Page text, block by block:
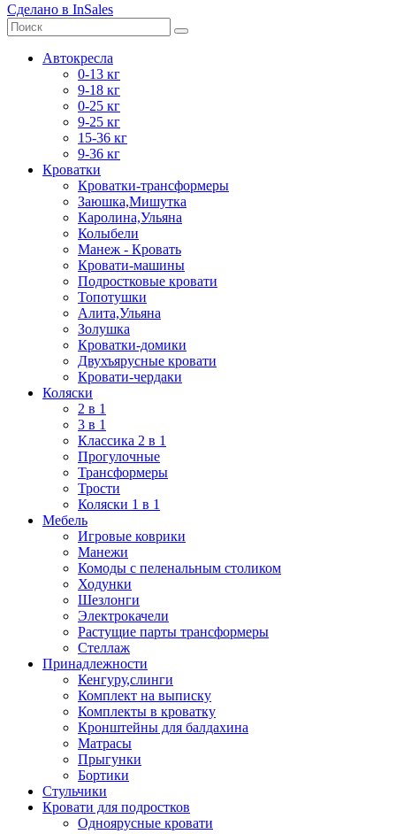
Сделано в InSales
Автокресла
0-13 кг
9-18 кг
0-25 кг
9-25 кг
15-36 кг
9-36 кг
Кроватки
Кроватки-трансформеры
Заюшка,Мишутка
Каролина,Ульяна
Колыбели
Манеж - Кровать
Кровати-машины
Подростковые кровати
Топотушки
Алита,Ульяна
Золушка
Кроватки-домики
Двухъярусные кровати
Кровати-чердаки
Коляски
2 в 1
3 в 1
Классика 2 в 1
Прогулочные
Трансформеры
Трости
Коляски 1 в 1
Мебель
Игровые коврики
Манежи
Комоды с пеленальным столиком
Ходунки
Шезлонги
Электрокачели
Растущие парты трансформеры
Стеллаж
Принадлежности
Кенгуру,слинги
Комплект на выписку
Комплекты в кроватку
Кронштейны для балдахина
Матрасы
Прыгунки
Бортики
Стульчики
Кровати для подростков
Одноярусные кровати